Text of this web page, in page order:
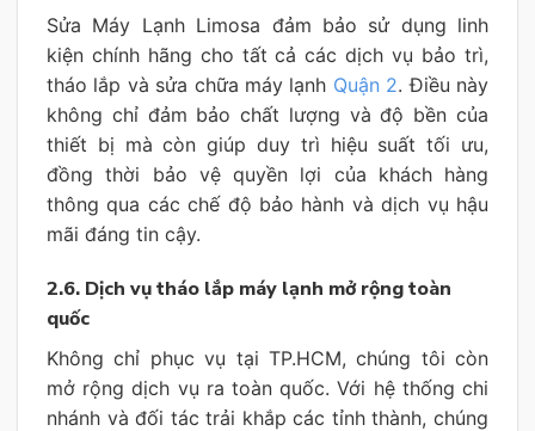
Sửa Máy Lạnh Limosa đảm bảo sử dụng linh
kiện chính hãng cho tất cả các dịch vụ bảo trì,
tháo lắp và sửa chữa máy lạnh Quận 2. Điều này
không chỉ đảm bảo chất lượng và độ bền của
thiết bị mà còn giúp duy trì hiệu suất tối ưu,
đồng thời bảo vệ quyền lợi của khách hàng
thông qua các chế độ bảo hành và dịch vụ hậu
mãi đáng tin cậy.
2.6. Dịch vụ tháo lắp máy lạnh mở rộng toàn
quốc
Không chỉ phục vụ tại TP.HCM, chúng tôi còn
mở rộng dịch vụ ra toàn quốc. Với hệ thống chi
nhánh và đối tác trải khắp các tỉnh thành, chúng